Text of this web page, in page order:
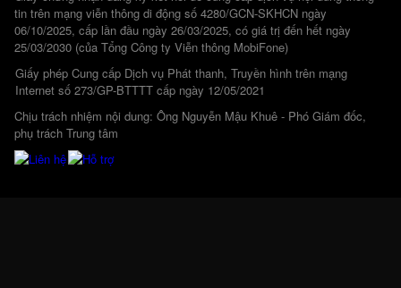
tin trên mạng viễn thông di động số 4280/GCN-SKHCN ngày
06/10/2025, cấp lần đầu ngày 26/03/2025, có giá trị đến hết ngày
25/03/2030 (của Tổng Công ty Viễn thông MobiFone)
Giấy phép Cung cấp Dịch vụ Phát thanh, Truyền hình trên mạng
Internet số 273/GP-BTTTT cấp ngày 12/05/2021
Chịu trách nhiệm nội dung: Ông Nguyễn Mậu Khuê - Phó Giám đốc,
phụ trách Trung tâm